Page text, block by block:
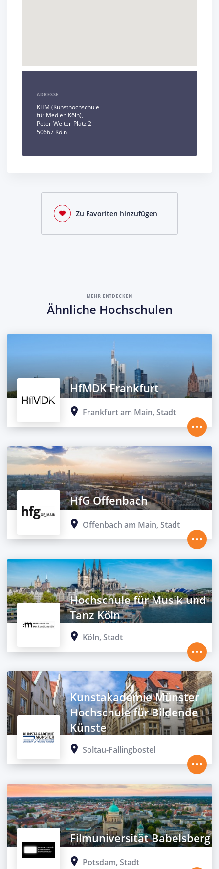
ADRESSE
KHM (Kunsthochschule
für Medien Köln),
Peter-Welter-Platz 2
50667 Köln
Zu Favoriten hinzufügen
MEHR ENTDECKEN
Ähnliche Hochschulen
HfMDK Frankfurt
Frankfurt am Main, Stadt
HfG Offenbach
Offenbach am Main, Stadt
Hochschule für Musik und
Tanz Köln
Köln, Stadt
Kunstakademie Münster
Hochschule für Bildende
Künste
Soltau-Fallingbostel
Filmuniversität Babelsberg
Potsdam, Stadt